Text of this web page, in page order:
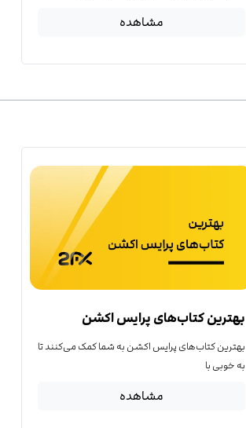
مشاهده
بهترین کتاب‌‌های پرایس اکشن
بهترین کتاب‌‌های پرایس اکشن به شما کمک می‌کنند تا
به خوبی با
مشاهده